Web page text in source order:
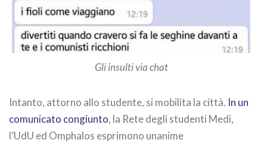
Gli insulti via chat
Intanto, attorno allo studente, si mobilita la città. In un
comunicato congiunto, la Rete degli studenti Medi,
l’UdU ed Omphalos esprimono unanime